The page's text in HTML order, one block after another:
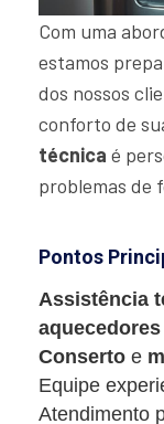
Com uma
estamos
dos nossos
conforto de
técnica é
problemas de
Pontos
Assistência
Conserto e
Equipe
Atendimento